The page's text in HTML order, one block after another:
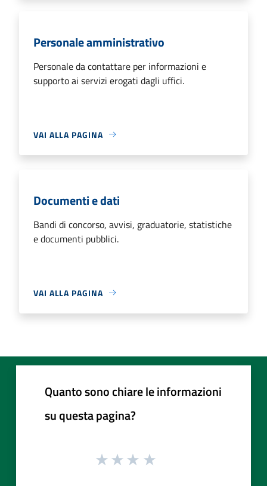
Personale amministrativo
Personale da contattare per informazioni e
supporto ai servizi erogati dagli uffici.
VAI ALLA PAGINA
Documenti e dati
Bandi di concorso, avvisi, graduatorie, statistiche
e documenti pubblici.
VAI ALLA PAGINA
Quanto sono chiare le informazioni
su questa pagina?